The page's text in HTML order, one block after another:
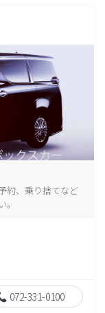
約、乗り捨てなど
072-331-0100